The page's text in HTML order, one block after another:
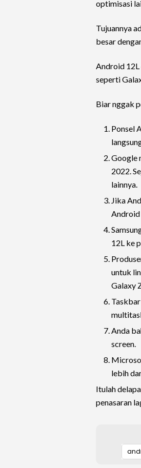
optimisasi
Tujuannya
besar
Android 12L
seperti
Biar nggak
Ponsel
Google
2022.
lainnya.
Jika
Android
12L ke
untuk
Galaxy
Anda
screen.
lebih
Itulah
penasaran